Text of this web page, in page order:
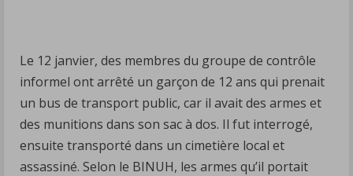
long
de
l’année
2024.
Le 12 janvier, des membres du groupe de contrôle
informel ont arrêté un garçon de 12 ans qui prenait
un bus de transport public, car il avait des armes et
des munitions dans son sac à dos. Il fut interrogé,
ensuite transporté dans un cimetière local et
assassiné. Selon le BINUH, les armes qu’il portait